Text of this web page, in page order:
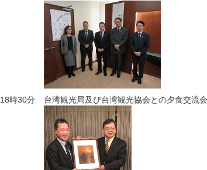
18時30分 台湾観光局及び台湾観光協会との夕食交流